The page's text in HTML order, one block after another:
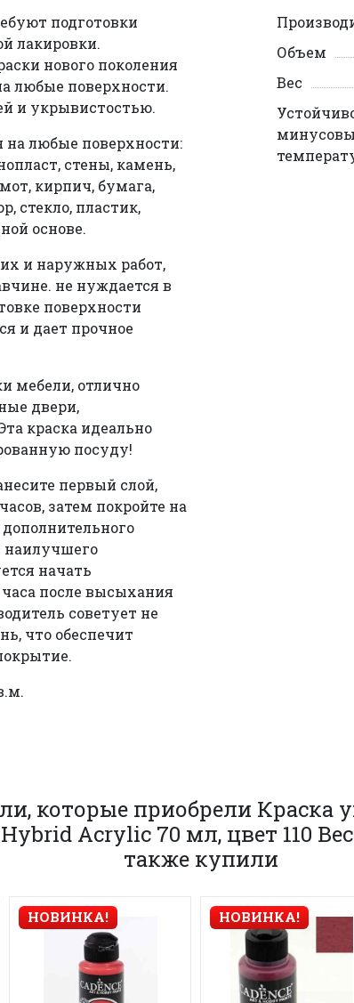
подготовки
лакировки.
нового поколения
любые поверхности.
и укрывистостью.
на любые поверхности:
стены, камень,
кирпич, бумага,
стекло, пластик,
основе.
и наружных работ,
не нуждается в
поверхности
и дает прочное
мебели, отлично
двери,
краска идеально
посуду!
первый слой,
затем покройте на
наилучшего
начать
после высыхания
советует не
что обеспечит
Объем
Вес
которые приобрели Краска
Acrylic 70 мл, цвет 110
также купили
НОВИНКА! НОВИНКА!